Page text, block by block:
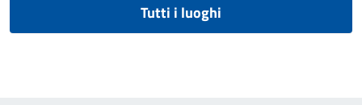
Tutti i luoghi